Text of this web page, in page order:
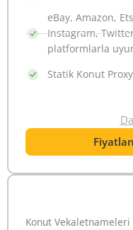
eBay, Amazon,
Instagram,
platformlarla
Statik Konut
Konut Vekaletnameleri